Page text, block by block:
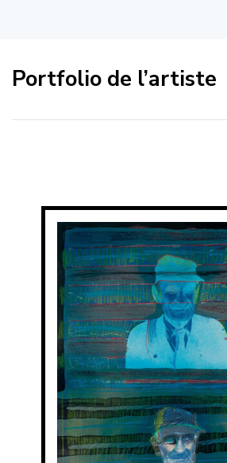
Portfolio de l’artiste